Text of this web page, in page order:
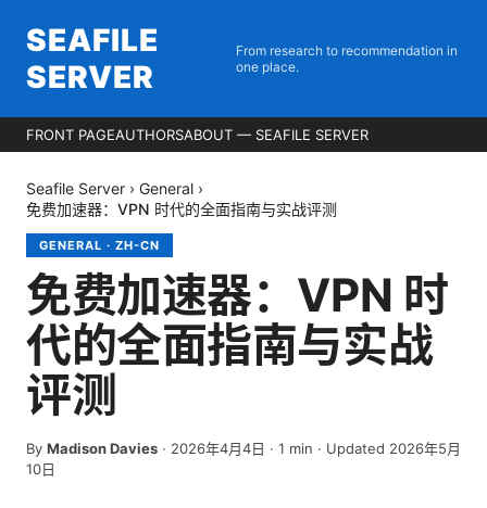
SEAFILE
SERVER
From research to recommendation in
one place.
FRONT PAGEAUTHORSABOUT — SEAFILE SERVER
Seafile Server › General ›
免费加速器：VPN 时代的全面指南与实战评测
GENERAL · ZH-CN
免费加速器：VPN 时
代的全面指南与实战
评测
By Madison Davies · 2026年4月4日 · 1 min · Updated 2026年5月
10日